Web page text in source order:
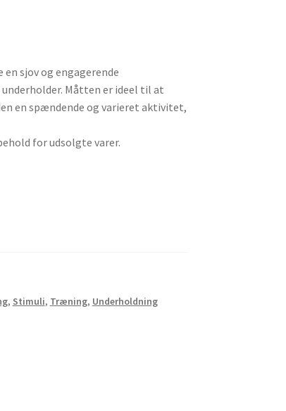
en sjov og engagerende
Måtten er ideel til at
en spændende og varieret aktivitet,
for udsolgte varer.
, Stimuli, Træning, Underholdning